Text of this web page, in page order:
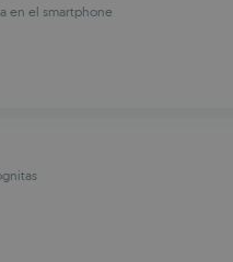
en el smartphone